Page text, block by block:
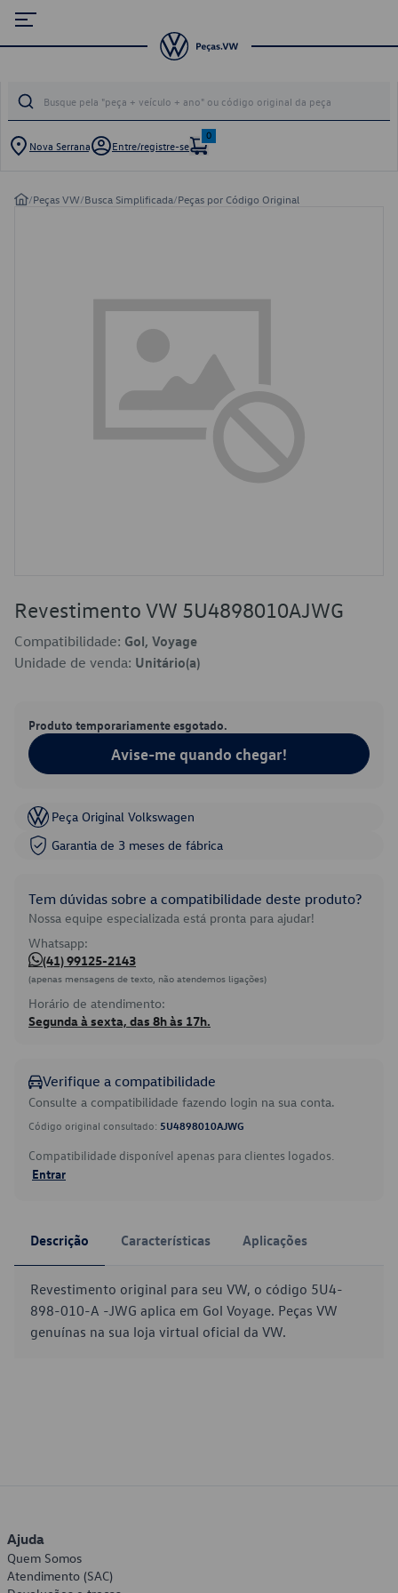
Nova Serrana Entre/registre-se
0
/Peças VW/Busca Simplificada/Peças por Código Original
Revestimento VW 5U4898010AJWG
Compatibilidade: Gol, Voyage
Unidade de venda: Unitário(a)
Produto temporariamente esgotado.
Avise-me quando chegar!
Peça Original Volkswagen
Garantia de 3 meses de fábrica
Tem dúvidas sobre a compatibilidade deste produto?
Nossa equipe especializada está pronta para ajudar!
Whatsapp:
(41) 99125-2143
(apenas mensagens de texto, não atendemos ligações)
Horário de atendimento:
Segunda à sexta, das 8h às 17h.
Verifique a compatibilidade
Consulte a compatibilidade fazendo login na sua conta.
Código original consultado: 5U4898010AJWG
Compatibilidade disponível apenas para clientes logados.
Entrar
Descrição Características Aplicações
Revestimento original para seu VW, o código 5U4-
898-010-A -JWG aplica em Gol Voyage. Peças VW
genuínas na sua loja virtual oficial da VW.
Ajuda
Quem Somos
Atendimento (SAC)